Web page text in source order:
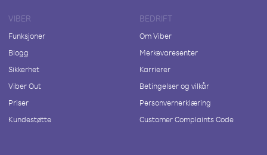
VIBER
Funksjoner
Blogg
Sikkerhet
Viber Out
Priser
Kundestøtte
BEDRIFT
Om Viber
Merkevaresenter
Karrierer
Betingelser og vilkår
Personvernerklæring
Customer Complaints Code